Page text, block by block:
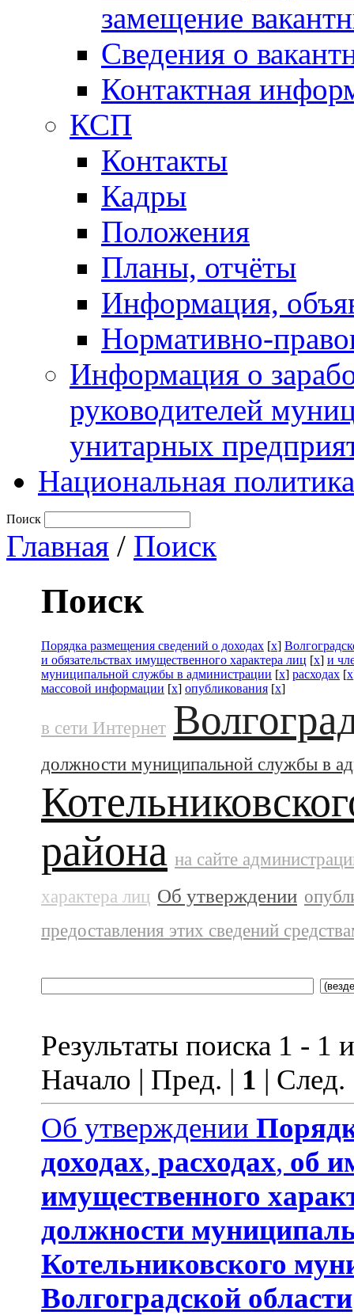
замещение
Сведения о
Контактная
КСП
Контакты
Кадры
Положения
Планы, отчёты
Информация,
Нормативно-
Информация о
руководителей
унитарных
Национальная политика
Поиск
Главная / Поиск
Поиск
Порядка размещения сведений о доходах [x]
и обязательствах имущественного характера лиц [x] и
муниципальной службы в администрации [x] расходах [x
массовой информации [x] опубликования [x]
в сети Интернет
должности муниципальной службы в
района на сайте
характера лиц Об утверждении
предоставления этих сведений
Результаты поиска 1 - 1
Начало | Пред. | 1 |
Об утверждении
доходах, расходах, об
имущественного
должности
Котельниковского
Волгоградской области